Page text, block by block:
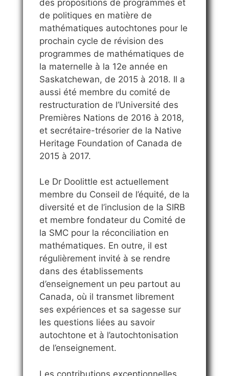
des propositions de programmes et
de politiques en matière de
mathématiques autochtones pour le
prochain cycle de révision des
programmes de mathématiques de
la maternelle à la 12e année en
Saskatchewan, de 2015 à 2018. Il a
aussi été membre du comité de
restructuration de l’Université des
Premières Nations de 2016 à 2018,
et secrétaire-trésorier de la Native
Heritage Foundation of Canada de
2015 à 2017.
Le Dr Doolittle est actuellement
membre du Conseil de l’équité, de la
diversité et de l’inclusion de la SIRB
et membre fondateur du Comité de
la SMC pour la réconciliation en
mathématiques. En outre, il est
régulièrement invité à se rendre
dans des établissements
d’enseignement un peu partout au
Canada, où il transmet librement
ses expériences et sa sagesse sur
les questions liées au savoir
autochtone et à l’autochtonisation
de l’enseignement.
Les contributions exceptionnelles